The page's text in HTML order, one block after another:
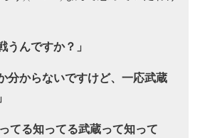
んですか？」
分からないですけど、一応武蔵
てる知ってる武蔵って知って